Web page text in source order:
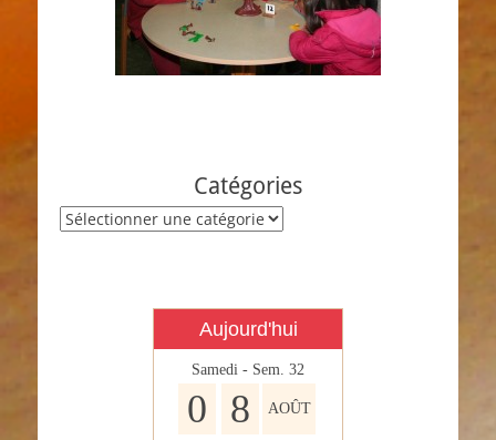
Catégories
Catégories
Aujourd'hui
Samedi - Sem. 32
0 8 AOÛT